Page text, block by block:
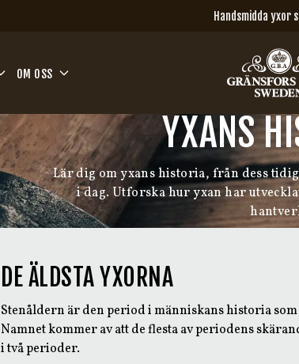
Handsmidda yxor
OM OSS
YXANS
Lär dig om yxans historia, från dess
i dag. Utforska hur yxan har
DE ÄLDSTA YXORNA
Stenåldern är den period i människans historia
Namnet kommer av att de flesta av periodens
i två perioder.